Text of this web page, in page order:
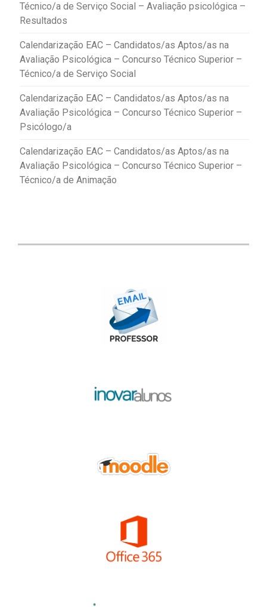
Técnico/a de Serviço Social – Avaliação psicológica –
Resultados
Calendarização EAC – Candidatos/as Aptos/as na
Avaliação Psicológica – Concurso Técnico Superior –
Técnico/a de Serviço Social
Calendarização EAC – Candidatos/as Aptos/as na
Avaliação Psicológica – Concurso Técnico Superior –
Psicólogo/a
Calendarização EAC – Candidatos/as Aptos/as na
Avaliação Psicológica – Concurso Técnico Superior –
Técnico/a de Animação